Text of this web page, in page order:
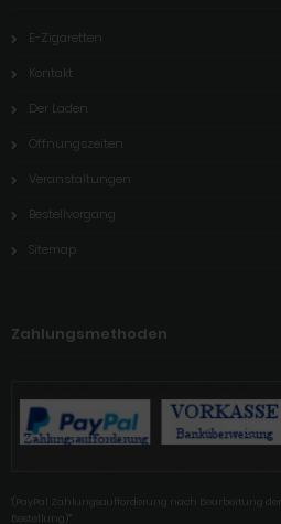
E-Zigaretten
Kontakt
Der Laden
Öffnungszeiten
Veranstaltungen
Bestellvorgang
Sitemap
Zahlungsmethoden
'(PayPal Zahlungsaufforderung nach Bearbeitung der
Bestellung)'"